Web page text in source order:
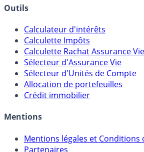
Banques & Comptes rémunérés
Outils
Calculateur d'intérêts
Calculette Impôts
Calculette Rachat Assurance Vie
Sélecteur d'Assurance Vie
Sélecteur d'Unités de Compte
Crédit immobilier
Mentions